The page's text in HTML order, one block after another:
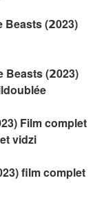
Beasts (𝟮023)
Beasts (𝟮023)
Film complet
vidzi
film complet